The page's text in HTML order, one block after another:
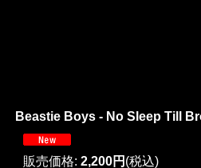
Beastie Boys - No Sleep Till
販売価格: 2,200円 (税込)